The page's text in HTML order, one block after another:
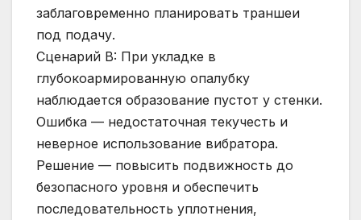
заблаговременно планировать траншеи
под подачу.
Сценарий B: При укладке в
глубокоармированную опалубку
наблюдается образование пустот у стенки.
Ошибка — недостаточная текучесть и
неверное использование вибратора.
Решение — повысить подвижность до
безопасного уровня и обеспечить
последовательность уплотнения,